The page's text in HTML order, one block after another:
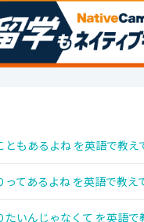
ともあるよね を英語で教え
ってあるよね を英語で教え
たいんじゃなくて を英語で